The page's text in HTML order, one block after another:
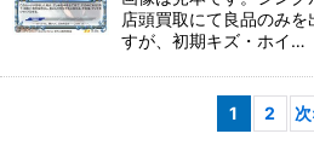
店頭買取にて良品のみ
すが、初期キズ・ホイ…
1 2 次